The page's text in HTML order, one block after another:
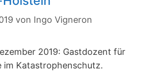
von Ingo Vigneron
2019: Gastdozent für
im Katastrophenschutz.